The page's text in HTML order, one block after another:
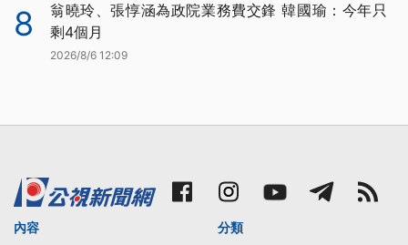
8
翁曉玲、張惇涵為政院業務費交鋒 韓國瑜：今年只
剩4個月
2026/8/6 12:09
內容
分類